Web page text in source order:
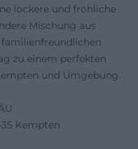
lockere und fröhliche
Mischung aus
zu einem perfekten
und Umgebung.
Kempten